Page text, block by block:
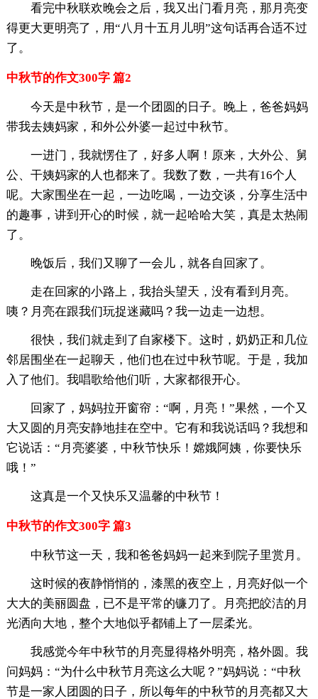
看完中秋联欢晚会之后，我又出门看月亮，那月亮变
得更大更明亮了，用“八月十五月儿明”这句话再合适不过
了。
中秋节的作文300字 篇2
今天是中秋节，是一个团圆的日子。晚上，爸爸妈妈
带我去姨妈家，和外公外婆一起过中秋节。
一进门，我就愣住了，好多人啊！原来，大外公、舅
公、干姨妈家的人也都来了。我数了数，一共有16个人
呢。大家围坐在一起，一边吃喝，一边交谈，分享生活中
的趣事，讲到开心的时候，就一起哈哈大笑，真是太热闹
了。
晚饭后，我们又聊了一会儿，就各自回家了。
走在回家的小路上，我抬头望天，没有看到月亮。
咦？月亮在跟我们玩捉迷藏吗？我一边走一边想。
很快，我们就走到了自家楼下。这时，奶奶正和几位
邻居围坐在一起聊天，他们也在过中秋节呢。于是，我加
入了他们。我唱歌给他们听，大家都很开心。
回家了，妈妈拉开窗帘：“啊，月亮！”果然，一个又
大又圆的月亮安静地挂在空中。它有和我说话吗？我想和
它说话：“月亮婆婆，中秋节快乐！嫦娥阿姨，你要快乐
哦！”
这真是一个又快乐又温馨的中秋节！
中秋节的作文300字 篇3
中秋节这一天，我和爸爸妈妈一起来到院子里赏月。
这时候的夜静悄悄的，漆黑的夜空上，月亮好似一个
大大的美丽圆盘，已不是平常的镰刀了。月亮把皎洁的月
光洒向大地，整个大地似乎都铺上了一层柔光。
我感觉今年中秋节的月亮显得格外明亮，格外圆。我
问妈妈：“为什么中秋节月亮这么大呢？”妈妈说：“中秋
节是一家人团圆的日子，所以每年的中秋节的月亮都又大